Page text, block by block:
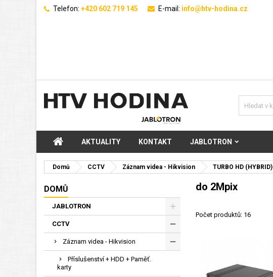
Telefon: +420 602 719 145 E-mail: info@htv-hodina.cz
AKTUALITY KONTAKT JABLOTRON
Domů CCTV Záznam videa - Hikvision TURBO HD (HYBRID)
DOMŮ
JABLOTRON
CCTV
Záznam videa - Hikvision
Příslušenství + HDD + Paměť.
karty
do 2Mpix
Počet produktů: 16